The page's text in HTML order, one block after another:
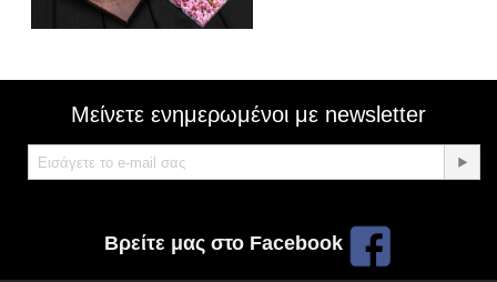
Μείνετε ενημερωμένοι με newsletter
Βρείτε μας στο Facebook